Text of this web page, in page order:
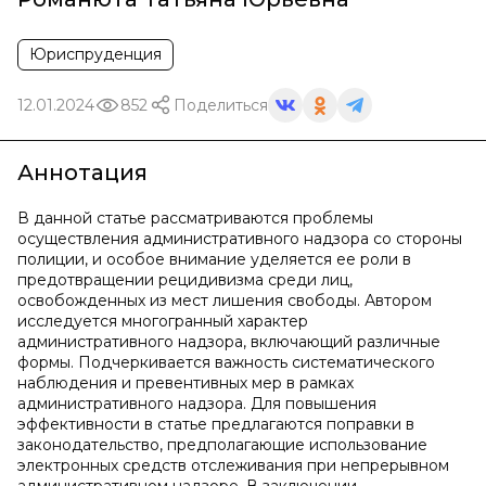
Юриспруденция
12.01.2024 852 Поделиться
Аннотация
В данной статье рассматриваются проблемы
осуществления административного надзора со стороны
полиции, и особое внимание уделяется ее роли в
предотвращении рецидивизма среди лиц,
освобожденных из мест лишения свободы. Автором
исследуется многогранный характер
административного надзора, включающий различные
формы. Подчеркивается важность систематического
наблюдения и превентивных мер в рамках
административного надзора. Для повышения
эффективности в статье предлагаются поправки в
законодательство, предполагающие использование
электронных средств отслеживания при непрерывном